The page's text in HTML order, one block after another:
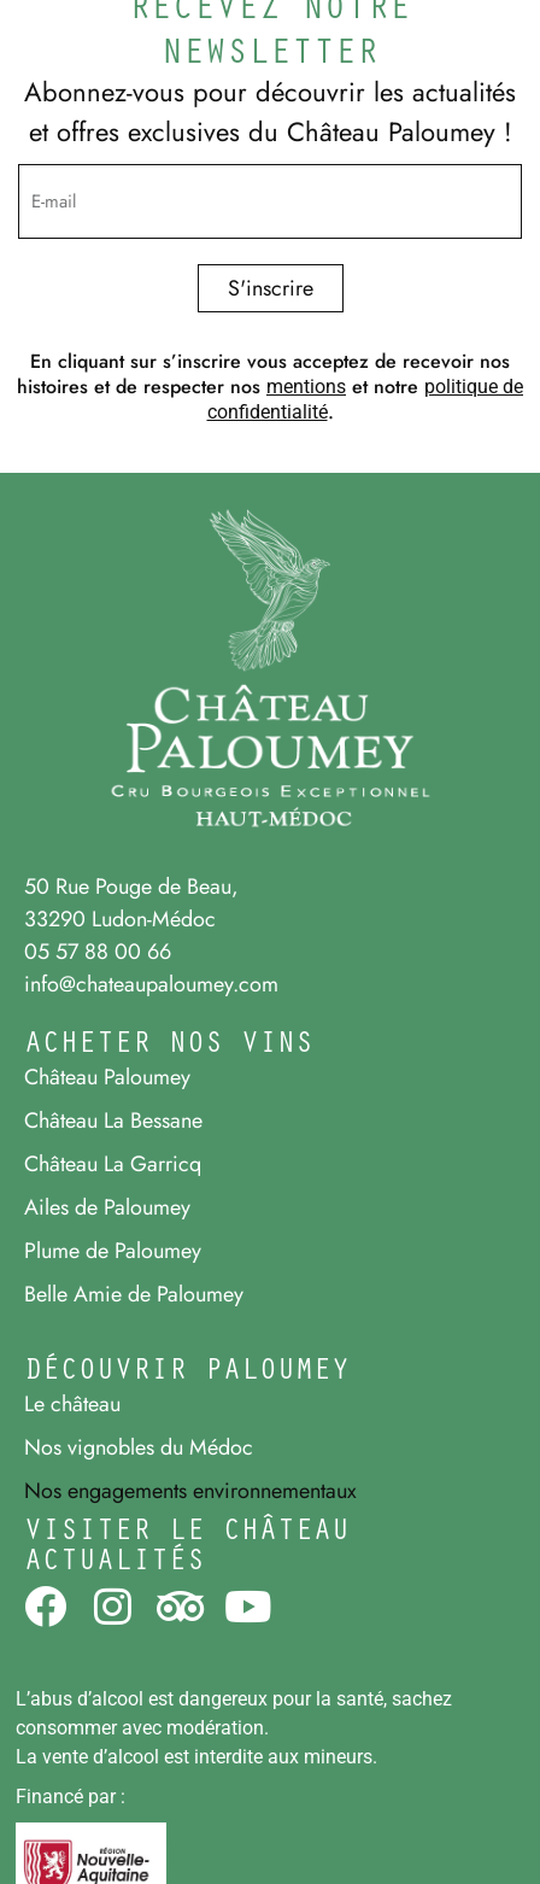
NEWSLETTER
Abonnez-vous pour découvrir les actualités
et offres exclusives du Château Paloumey !
S'inscrire
En cliquant sur s’inscrire vous acceptez de recevoir nos
histoires et de respecter nos mentions et notre politique de
confidentialité.
ACHETER NOS VINS
Château Paloumey
Château La Bessane
Château La Garricq
Ailes de Paloumey
Plume de Paloumey
Belle Amie de Paloumey
50 Rue Pouge de Beau,
33290 Ludon-Médoc
05 57 88 00 66
info@chateaupaloumey.com
DÉCOUVRIR PALOUMEY
Le château
Nos vignobles du Médoc
Nos engagements environnementaux
VISITER LE CHÂTEAU
ACTUALITÉS
L’abus d’alcool est dangereux pour la santé, sachez
consommer avec modération.
La vente d’alcool est interdite aux mineurs.
Financé par :